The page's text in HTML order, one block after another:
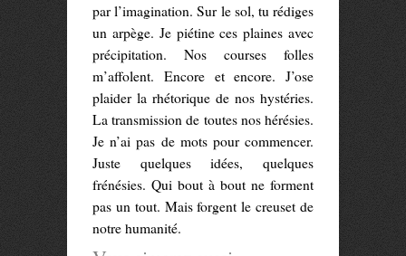
par l’imagination. Sur le sol, tu rédiges
un arpège. Je piétine ces plaines avec
précipitation. Nos courses folles
m’affolent. Encore et encore. J’ose
plaider la rhétorique de nos hystéries.
La transmission de toutes nos hérésies.
Je n’ai pas de mots pour commencer.
Juste quelques idées, quelques
frénésies. Qui bout à bout ne forment
pas un tout. Mais forgent le creuset de
notre humanité.